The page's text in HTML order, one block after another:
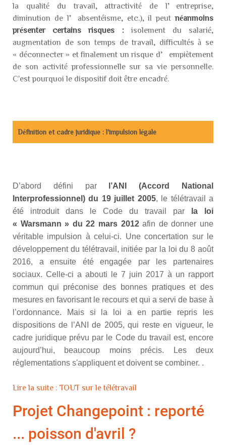
la qualité du travail, attractivité de l’entreprise,
diminution de l’absentéisme, etc.), il peutnéanmoins
présenter certains risques : isolement du salarié,
augmentation de son temps de travail, difficultés à se
« déconnecter » et finalement un risque d’empiètement
de son activité professionnelle sur sa vie personnelle.
C'est pourquoi le dispositif doit être encadré.
Définition et cadre juridique : l'impulsion légale
D’abord défini par
l’ANI (Accord National
Interprofessionnel) du 19 juillet 2005, le télétravail a
été introduit dans le Code du travail par
la loi
« Warsmann » du 22 mars 2012afin de donner une
véritable impulsion à celui-ci. Une concertation sur le
développement du télétravail, initiée par la loi du 8 août
2016, a ensuite été engagée par les partenaires
sociaux. Celle-ci a abouti le 7 juin 2017 à un rapport
commun qui préconise des bonnes pratiques et des
mesures en favorisant le recours et qui a servi de base à
l’ordonnance. Mais si la loi a en partie repris les
dispositions de l’ANI de 2005, qui reste en vigueur, le
cadre juridique prévu par le Code du travail est, encore
aujourd’hui, beaucoup moins précis. Les deux
réglementations s'appliquent et doivent se combiner. .
Lire la suite : TOUT sur le télétravail
Projet Changepoint : reporté
... poisson d'avril ?